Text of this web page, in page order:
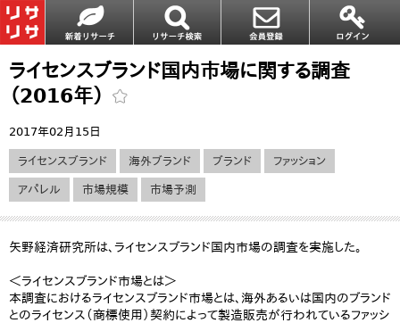
ライセンスブランド国内市場に関する調査
（2016年）
2017年02月15日
ライセンスブランド 海外ブランド ブランド ファッション
アパレル 市場規模 市場予測
矢野経済研究所は、ライセンスブランド国内市場の調査を実施した。
＜ライセンスブランド市場とは＞
本調査におけるライセンスブランド市場とは、海外あるいは国内のブランド
とのライセンス（商標使用）契約によって製造販売が行われているファッシ